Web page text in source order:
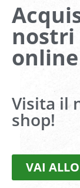
Do il mio
(nome, email,
Via della
20098 San
Tel.+39 02
online
Visita il
shop!
VAI